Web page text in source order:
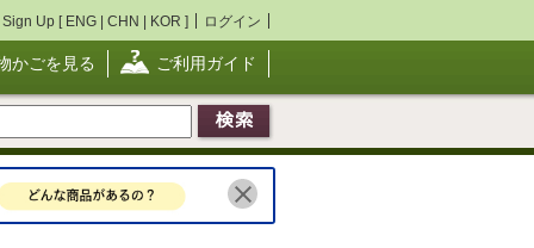
Sign Up [ ENG | CHN | KOR ] ログイン
かごを見る ご利用ガイド